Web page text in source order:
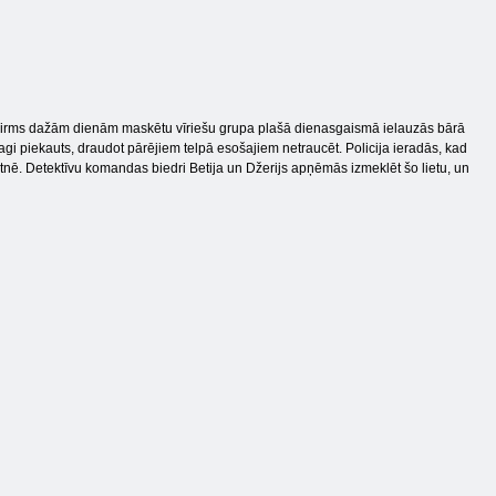
dažām dienām maskētu vīriešu grupa plašā dienasgaismā ielauzās bārā
piekauts, draudot pārējiem telpā esošajiem netraucēt. Policija ieradās, kad
Detektīvu komandas biedri Betija un Džerijs apņēmās izmeklēt šo lietu, un